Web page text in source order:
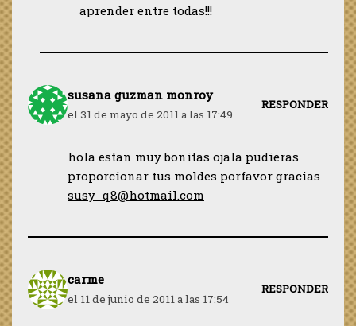
aprender entre todas!!!
susana guzman monroy
el 31 de mayo de 2011 a las 17:49
RESPONDER
hola estan muy bonitas ojala pudieras
proporcionar tus moldes porfavor gracias
susy_q8@hotmail.com
carme
el 11 de junio de 2011 a las 17:54
RESPONDER